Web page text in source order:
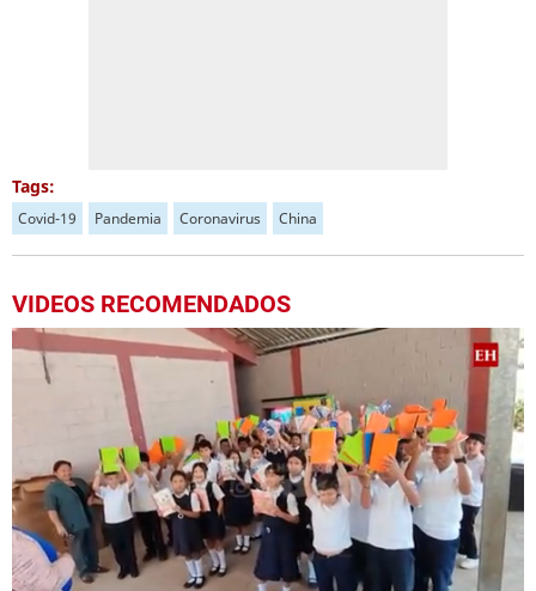
Tags:
Covid-19 Pandemia Coronavirus China
VIDEOS RECOMENDADOS